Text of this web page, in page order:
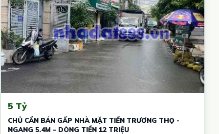
5 Tỷ
CHỦ CẦN BÁN GẤP NHÀ MẶT TIỀN TRƯƠNG THỌ -
NGANG 5.4M – DÒNG TIỀN 12 TRIỆU